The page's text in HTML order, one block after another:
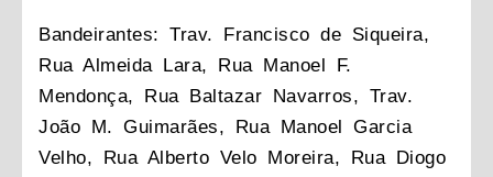
Bandeirantes: Trav. Francisco de Siqueira,
Rua Almeida Lara, Rua Manoel F.
Mendonça, Rua Baltazar Navarros, Trav.
João M. Guimarães, Rua Manoel Garcia
Velho, Rua Alberto Velo Moreira, Rua Diogo